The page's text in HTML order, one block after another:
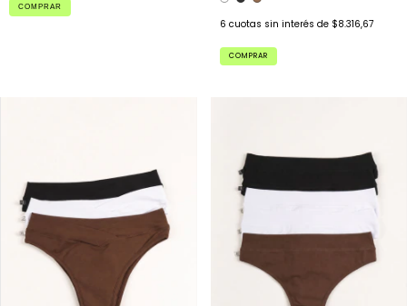
COMPRAR
6 cuotas sin interés de $8.316,67
COMPRAR